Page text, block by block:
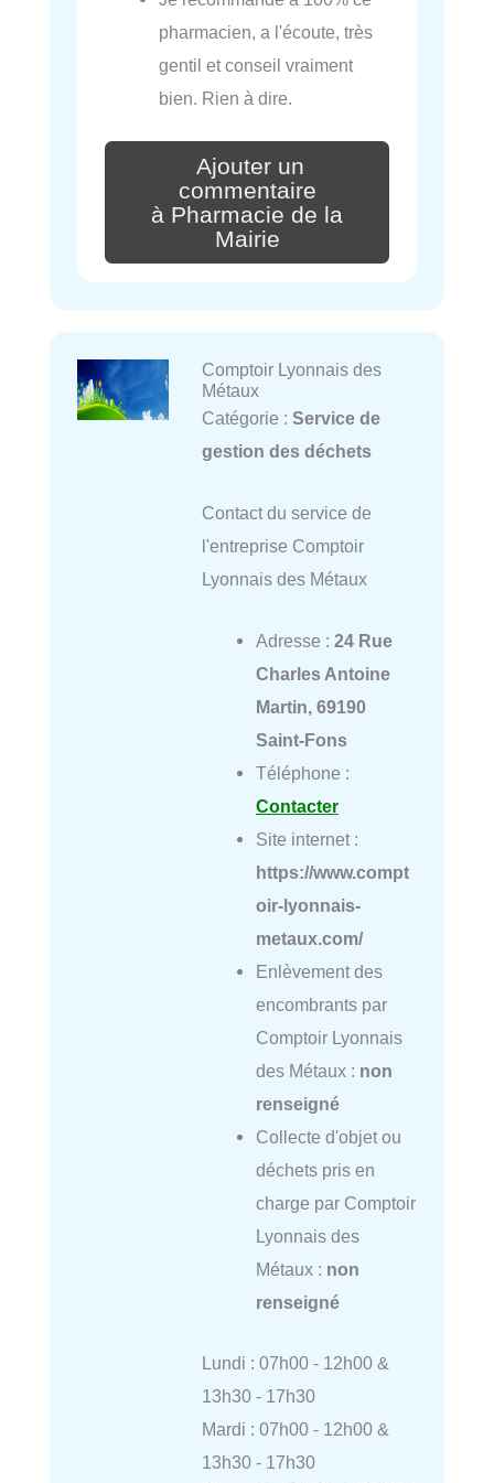
pharmacien, a l'écoute, très
gentil et conseil vraiment
bien. Rien à dire.
Ajouter un
commentaire
à Pharmacie de la
Mairie
Comptoir Lyonnais des
Métaux
Catégorie : Service de
gestion des déchets
Contact du service de
l'entreprise Comptoir
Lyonnais des Métaux
Adresse : 24 Rue
Charles Antoine
Martin, 69190
Saint-Fons
Téléphone :
Contacter
Site internet :
https://www.compt
oir-lyonnais-
metaux.com/
Enlèvement des
encombrants par
Comptoir Lyonnais
des Métaux : non
renseigné
Collecte d'objet ou
déchets pris en
charge par Comptoir
Lyonnais des
Métaux : non
renseigné
Lundi : 07h00 - 12h00 &
13h30 - 17h30
Mardi : 07h00 - 12h00 &
13h30 - 17h30